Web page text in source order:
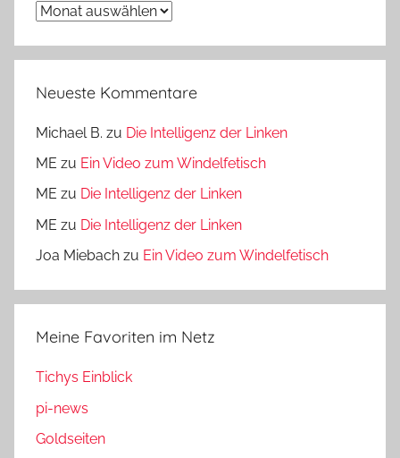
Archiv
Neueste Kommentare
Michael B. zu Die Intelligenz der Linken
ME zu Ein Video zum Windelfetisch
ME zu Die Intelligenz der Linken
ME zu Die Intelligenz der Linken
Joa Miebach zu Ein Video zum Windelfetisch
Meine Favoriten im Netz
Tichys Einblick
pi-news
Goldseiten